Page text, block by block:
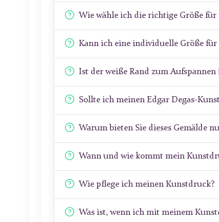
Wie wähle ich die richtige Größe
Kann ich eine individuelle Größe
Ist der weiße Rand zum
Sollte ich meinen Edgar Degas-
Warum bieten Sie dieses Gemälde
Wann und wie kommt mein
Wie pflege ich meinen Kunstdruck?
Was ist, wenn ich mit meinem